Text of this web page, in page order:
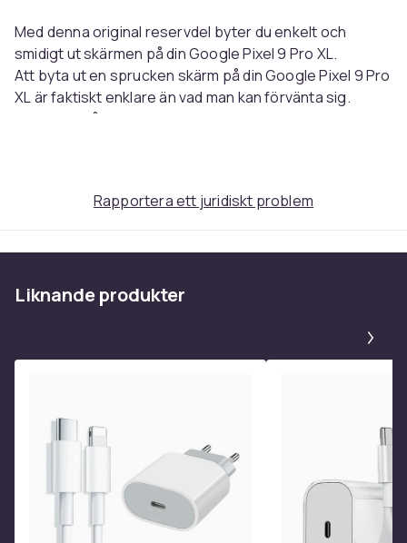
Med denna original reservdel byter du enkelt och
smidigt ut skärmen på din Google Pixel 9 Pro XL.
Att byta ut en sprucken skärm på din Google Pixel 9 Pro
XL är faktiskt enklare än vad man kan förvänta sig.
Det finns många steg-för-steg guider som visar i detalj
och innehåller endast originaldelar.
Spara både tid och pengar genom att laga din Google
Var en miljöhjälte som många av våra andra kunder och
Tillverkarens kod:G949-01011-00
Tillverkare:
Svart
Inkluderande delar:
Original Ersättningsskärm
Rapportera ett juridiskt problem
Liknande produkter